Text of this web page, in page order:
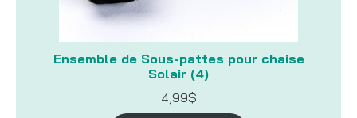
Ensemble de Sous-pattes pour chaise
Solair (4)
4,99$